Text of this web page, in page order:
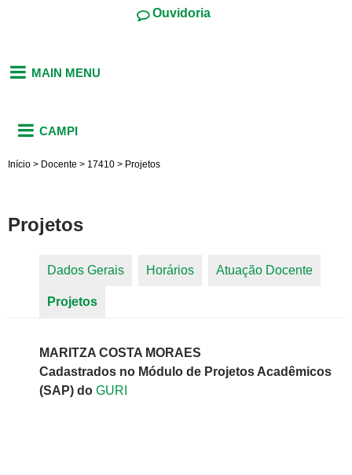
Ouvidoria
MAIN MENU
CAMPI
Início > Docente > 17410 > Projetos
Projetos
Dados Gerais Horários Atuação Docente
Projetos
MARITZA COSTA MORAES
Cadastrados no Módulo de Projetos Acadêmicos
(SAP) do GURI